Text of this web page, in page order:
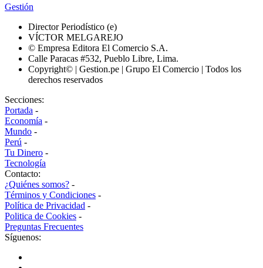
Gestión
Director Periodístico (e)
VÍCTOR MELGAREJO
© Empresa Editora El Comercio S.A.
Calle Paracas #532, Pueblo Libre, Lima.
Copyright© | Gestion.pe | Grupo El Comercio | Todos los
derechos reservados
Secciones:
Portada -
Economía -
Mundo -
Perú -
Tu Dinero -
Tecnología
Contacto:
¿Quiénes somos? -
Términos y Condiciones -
Política de Privacidad -
Politica de Cookies -
Preguntas Frecuentes
Síguenos: